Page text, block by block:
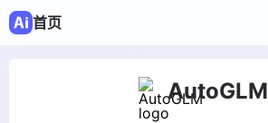
首页
AutoGLM